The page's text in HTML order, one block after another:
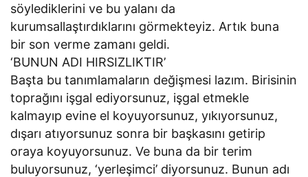
söylediklerini ve bu yalanı da
kurumsallaştırdıklarını görmekteyiz. Artık buna
bir son verme zamanı geldi.
‘BUNUN ADI HIRSIZLIKTIR’
Başta bu tanımlamaların değişmesi lazım. Birisinin
toprağını işgal ediyorsunuz, işgal etmekle
kalmayıp evine el koyuyorsunuz, yıkıyorsunuz,
dışarı atıyorsunuz sonra bir başkasını getirip
oraya koyuyorsunuz. Ve buna da bir terim
buluyorsunuz, ‘yerleşimci’ diyorsunuz. Bunun adı